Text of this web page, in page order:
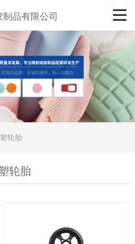
品有限公司
轮胎
轮胎